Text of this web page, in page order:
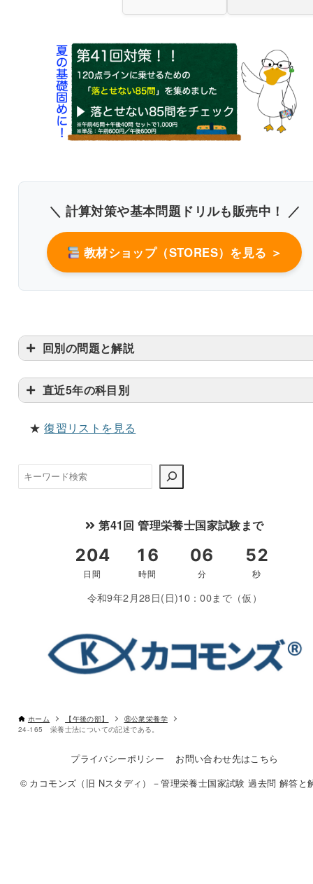
書き込みしやすいレイアウト
＼ 計算対策や基本問題ドリルも販売中！ ／
教材ショップ（STORES）を見る ＞
回別の問題と解説
直近5年の科目別
★復習リストを見る
検
索
第41回 管理栄養士国家試験まで
令和9年2月28日(日)10：00まで（仮）
ホーム 【午後の部】
⑧公衆栄養学
24-165 栄養士法についての記述である。
プライバシーポリシー
お問い合わせ先はこちら
© カコモンズ（旧 Nスタディ）－管理栄養士国家試験 過去問 解答と